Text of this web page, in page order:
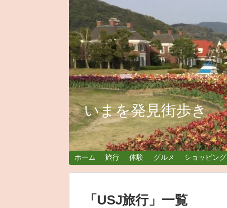
いまを発見街歩き
ホーム 旅行 体験 グルメ ショッピング
「 USJ旅行」 一覧